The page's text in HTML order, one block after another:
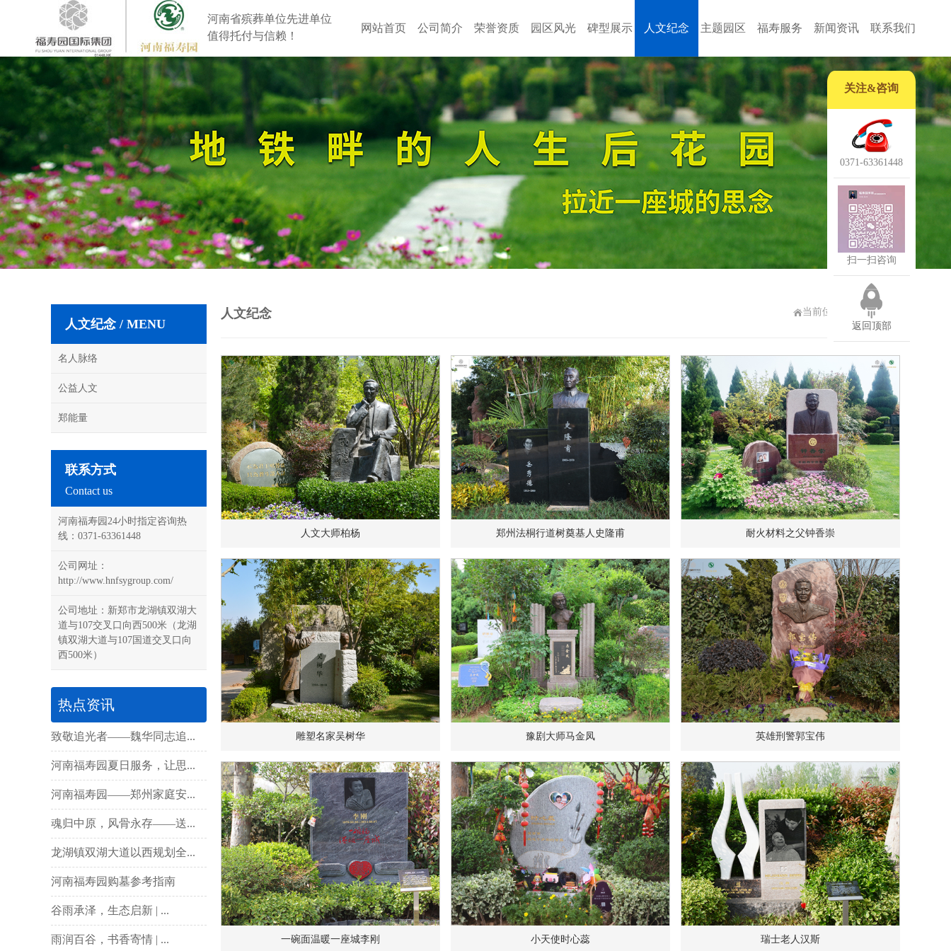
河南省殡葬单位先进单位
值得托付与信赖！
网站首页 公司简介 荣誉资质 园区风光 碑型展示 人文纪念 主题园区 福寿服务 新闻资讯 联系我们
人文纪念 / MENU
名人脉络
公益人文
郑能量
联系方式
Contact us
河南福寿园24小时指定咨询热
线：0371-63361448
公司网址：
http://www.hnfsygroup.com/
公司地址：新郑市龙湖镇双湖大
道与107交叉口向西500米（龙湖
镇双湖大道与107国道交叉口向
西500米）
热点资讯
致敬追光者——魏华同志追...
河南福寿园夏日服务，让思...
河南福寿园——郑州家庭安...
魂归中原，风骨永存——送...
龙湖镇双湖大道以西规划全...
河南福寿园购墓参考指南
谷雨承泽，生态启新 | ...
雨润百谷，书香寄情 | ...
人文纪念 当前位置：人文纪念 >
人文大师柏杨 郑州法桐行道树奠基人史隆甫 耐火材料之父钟香崇
雕塑名家吴树华 豫剧大师马金凤 英雄刑警郭宝伟
一碗面温暖一座城李刚 小天使时心蕊 瑞士老人汉斯
关注&咨询
0371-63361448
扫一扫咨询
返回顶部